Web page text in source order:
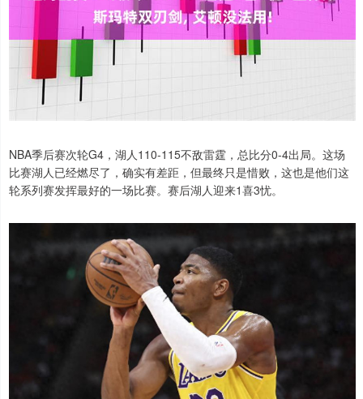
NBA季后赛次轮G4，湖人110-115不敌雷霆，总比分0-4出局。这场
比赛湖人已经燃尽了，确实有差距，但最终只是惜败，这也是他们这
轮系列赛发挥最好的一场比赛。赛后湖人迎来1喜3忧。